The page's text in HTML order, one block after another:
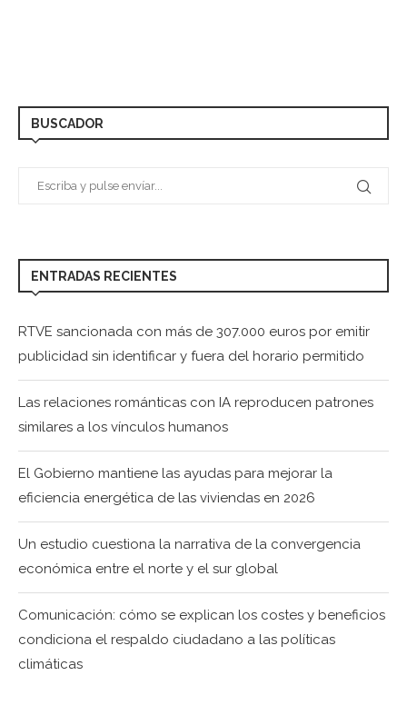
BUSCADOR
ENTRADAS RECIENTES
RTVE sancionada con más de 307.000 euros por emitir
publicidad sin identificar y fuera del horario permitido
Las relaciones románticas con IA reproducen patrones
similares a los vínculos humanos
El Gobierno mantiene las ayudas para mejorar la
eficiencia energética de las viviendas en 2026
Un estudio cuestiona la narrativa de la convergencia
económica entre el norte y el sur global
Comunicación: cómo se explican los costes y beneficios
condiciona el respaldo ciudadano a las políticas
climáticas